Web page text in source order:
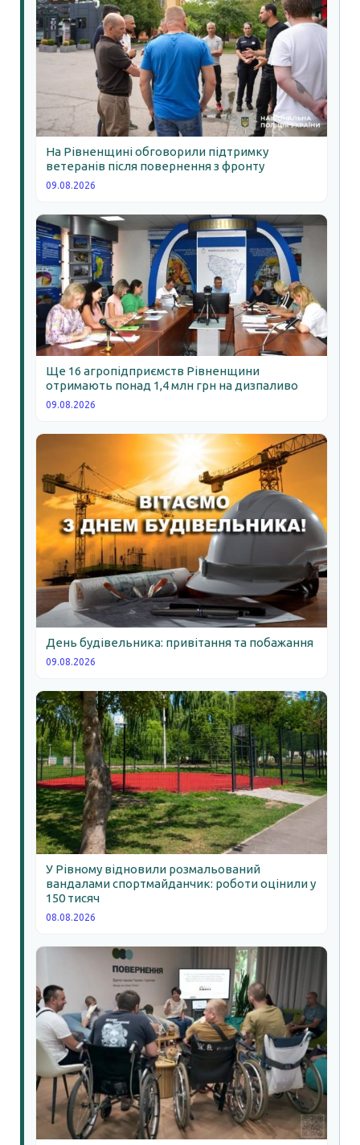
На Рівненщині обговорили підтримку
ветеранів після повернення з фронту
09.08.2026
Ще 16 агропідприємств Рівненщини
отримають понад 1,4 млн грн на дизпаливо
09.08.2026
День будівельника: привітання та побажання
09.08.2026
У Рівному відновили розмальований
вандалами спортмайданчик: роботи оцінили у
150 тисяч
08.08.2026